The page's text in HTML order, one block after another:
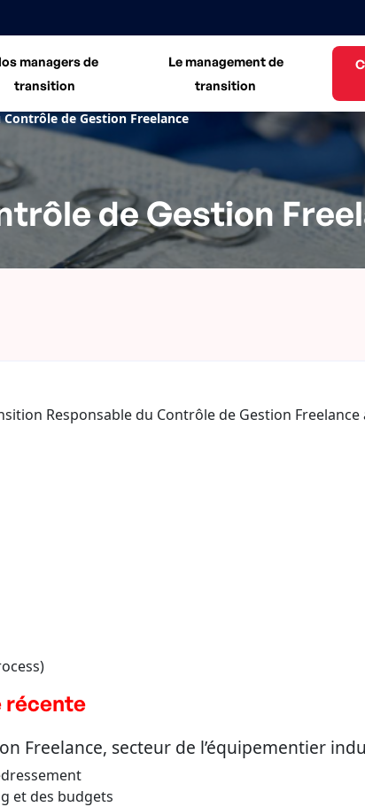
managers de
transition
Le management de
transition
Contrôle de Gestion Freelance
de Gestion
Responsable du Contrôle de Gestion
récente
Freelance, secteur de l’équipementier
et des budgets